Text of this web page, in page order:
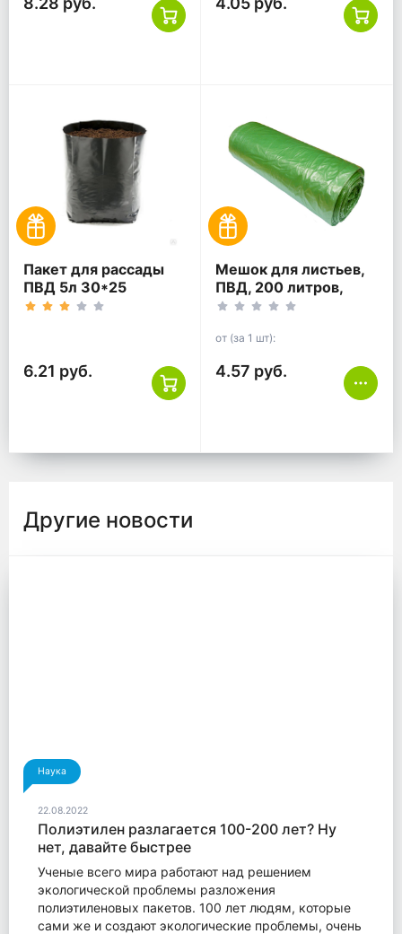
Пакет для рассады
ПВД 5л 30*25
100мкм черный
6.21 руб.
Мешок для листьев,
ПВД, 200 литров,
90*120, зелёный.
от (за 1 шт):
4.57 руб.
Другие новости
Наука
22.08.2022
Полиэтилен разлагается 100-200 лет? Ну
нет, давайте быстрее
Ученые всего мира работают над решением
экологической проблемы разложения
полиэтиленовых пакетов. 100 лет людям, которые
сами же и создают экологические проблемы, очень